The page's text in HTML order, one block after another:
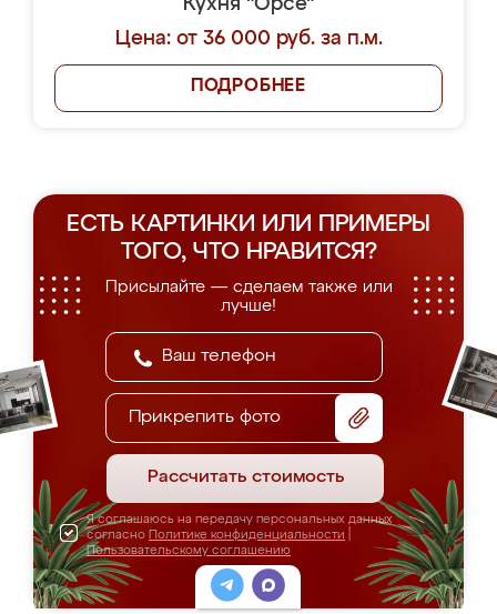
Кухня "Орсе"
Цена: от 36 000 руб. за п.м.
ПОДРОБНЕЕ
ЕСТЬ КАРТИНКИ ИЛИ ПРИМЕРЫ
ТОГО, ЧТО НРАВИТСЯ?
Присылайте — сделаем также или
лучше!
Прикрепить фото
Рассчитать стоимость
Я соглашаюсь на передачу персональных данных
согласно Политике конфиденциальности
Пользовательскому соглашению